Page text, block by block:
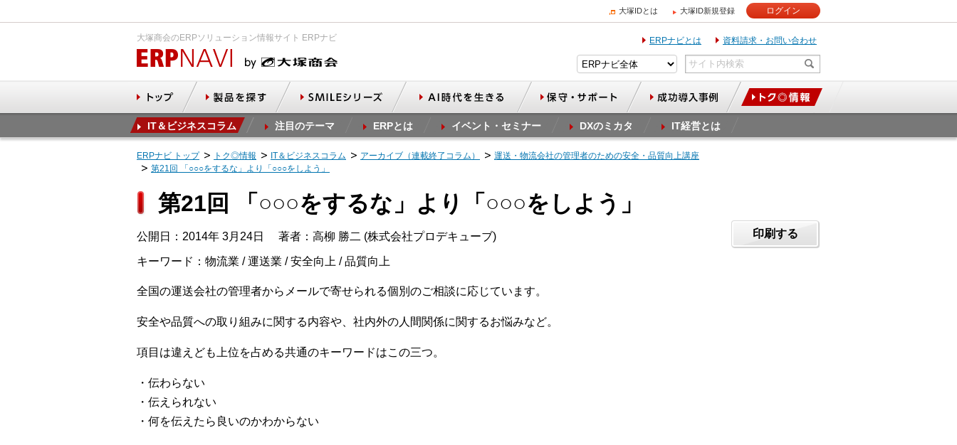
大塚IDとは 大塚ID新規登録 ログイン
大塚商会のERPソリューション情報サイト ERPナビ ERPナビとは 資料請求・お問い合わせ
IT＆ビジネスコラム 注目のテーマ ERPとは イベント・セミナー DXのミカタ IT経営とは
ERPナビ トップ トク◎情報 IT＆ビジネスコラム アーカイブ（連載終了コラム）
運送・物流会社の管理者のための安全・品質向上講座
第21回 「○○○をするな」より「○○○をしよう」
第21回 「○○○をするな」より「○○○をしよう」
公開日：2014年 3月24日 著者：高柳 勝二 (株式会社プロデキューブ)
キーワード：物流業 / 運送業 / 安全向上 / 品質向上
印刷する
全国の運送会社の管理者からメールで寄せられる個別のご相談に応じています。
安全や品質への取り組みに関する内容や、社内外の人間関係に関するお悩みなど。
項目は違えども上位を占める共通のキーワードはこの三つ。
・伝わらない
・伝えられない
・何を伝えたら良いのかわからない